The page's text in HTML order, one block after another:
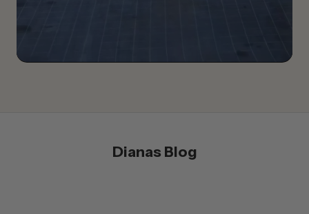
Dianas Blog